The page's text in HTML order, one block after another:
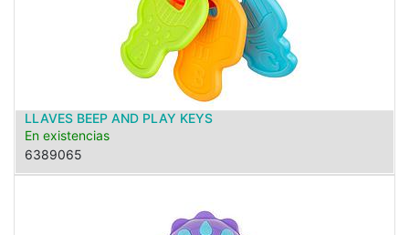
LLAVES BEEP AND PLAY KEYS
En existencias
6389065